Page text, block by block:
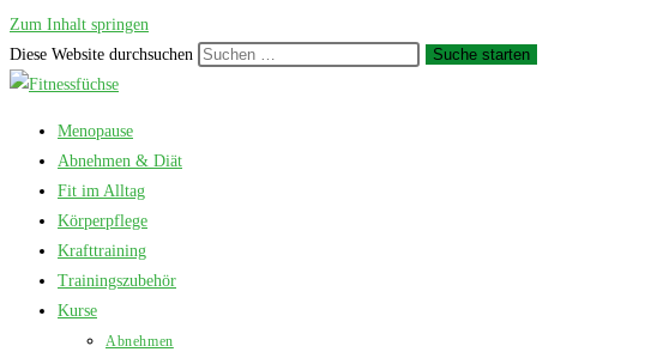
Zum Inhalt springen
Diese Website durchsuchen
Suche starten
Menopause
Abnehmen & Diät
Fit im Alltag
Körperpflege
Krafttraining
Trainingszubehör
Kurse
Abnehmen